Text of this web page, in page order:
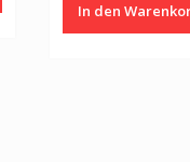
In den